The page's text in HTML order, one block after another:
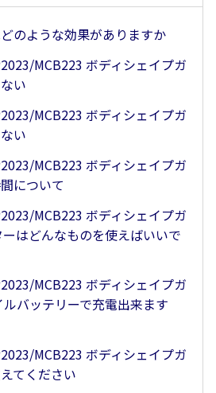
のような効果がありますか
MCB223 ボディシェイプガ
い
MCB223 ボディシェイプガ
い
MCB223 ボディシェイプガ
について
MCB223 ボディシェイプガ
ーはどんなものを使えばいいで
MCB223 ボディシェイプガ
ルバッテリーで充電出来ます
MCB223 ボディシェイプガ
てください